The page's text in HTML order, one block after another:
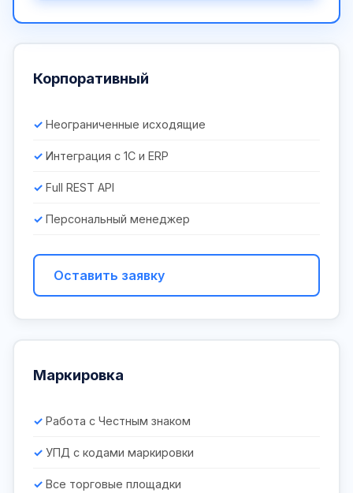
Корпоративный
Неограниченные исходящие
Интеграция с 1С и ERP
Full REST API
Персональный менеджер
Оставить заявку
Маркировка
Работа с Честным знаком
УПД с кодами маркировки
Все торговые площадки